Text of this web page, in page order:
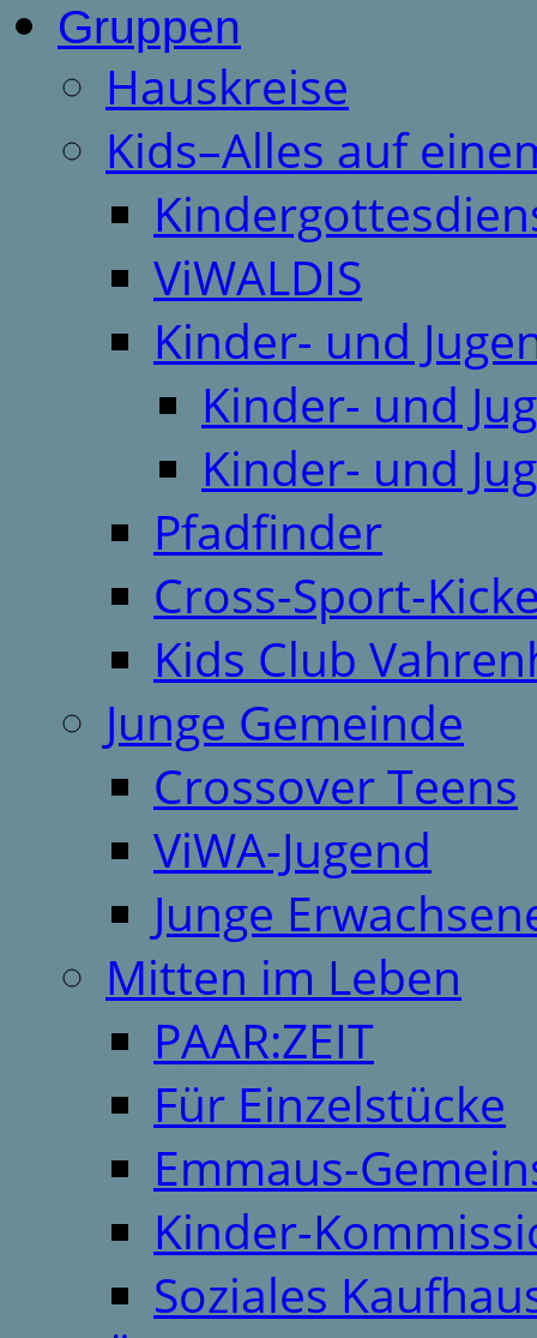
Gruppen
Hauskreise
Kids–Alles auf
ViWALDIS
Kinder- und
Kinder- und
Kinder- und
Pfadfinder
Cross-Sport-
Kids Club
Junge Gemeinde
Crossover Teens
ViWA-Jugend
Junge
Mitten im Leben
PAAR:ZEIT
Für Einzelstücke
Emmaus-
Kinder-
Soziales